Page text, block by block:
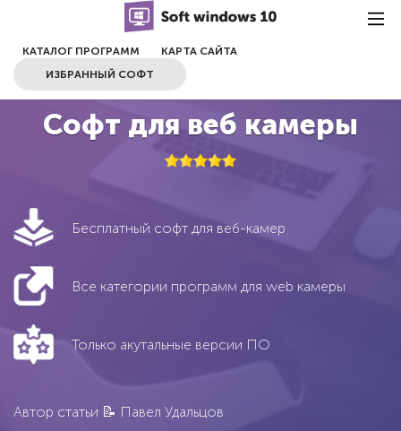
КАТАЛОГ ПРОГРАММ
КАРТА САЙТА
ИЗБРАННЫЙ СОФТ
Софт для веб камеры
Бесплатный софт для веб-камер
Все категории программ для web камеры
Только акутальные версии ПО
Автор статьи 📝 Павел Удальцов